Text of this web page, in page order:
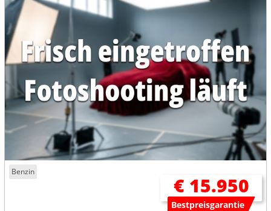
Benzin
€ 15.950
Bestpreisgarantie